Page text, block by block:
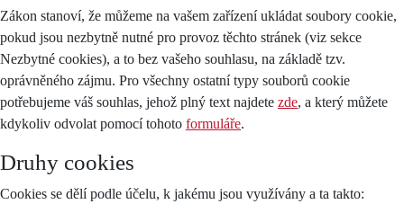
Zákon stanoví, že můžeme na vašem zařízení ukládat soubory cookie,
pokud jsou nezbytně nutné pro provoz těchto stránek (viz sekce
Nezbytné cookies), a to bez vašeho souhlasu, na základě tzv.
oprávněného zájmu. Pro všechny ostatní typy souborů cookie
potřebujeme váš souhlas, jehož plný text najdete zde, a který můžete
kdykoliv odvolat pomocí tohoto formuláře.
Druhy cookies
Cookies se dělí podle účelu, k jakému jsou využívány a ta takto: